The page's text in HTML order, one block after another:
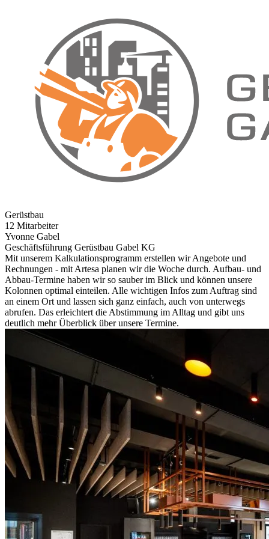
Gerüstbau
12 Mitarbeiter
Yvonne Gabel
Geschäftsführung Gerüstbau Gabel KG
Mit unserem Kalkulationsprogramm erstellen wir Angebote und
Rechnungen - mit Artesa planen wir die Woche durch. Aufbau- und
Abbau-Termine haben wir so sauber im Blick und können unsere
Kolonnen optimal einteilen. Alle wichtigen Infos zum Auftrag sind
an einem Ort und lassen sich ganz einfach, auch von unterwegs
abrufen. Das erleichtert die Abstimmung im Alltag und gibt uns
deutlich mehr Überblick über unsere Termine.